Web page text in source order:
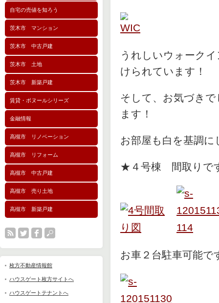
自宅の売値を知ろう
茨木市 マンション
茨木市 中古戸建
茨木市 土地
茨木市 新築戸建
賃貸・ボヌールシリーズ
金融情報
高槻市 リノベーション
高槻市 リフォーム
高槻市 中古戸建
高槻市 売り土地
高槻市 新築戸建
枚方不動産情報館
ハウスゲート枚方サイトへ
ハウスゲートテナントへ
うれしいウォーク
けられています！
そして、お気づき
ます！
お部屋も白を基調
★４号棟 間取りで
お車２台駐車可能